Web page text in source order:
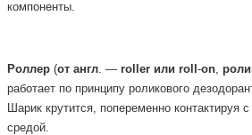
компоненты.
Роллер (от англ . — roller или roll -on
работает по принципу роликового
Шарик крутится, попеременно
средой.